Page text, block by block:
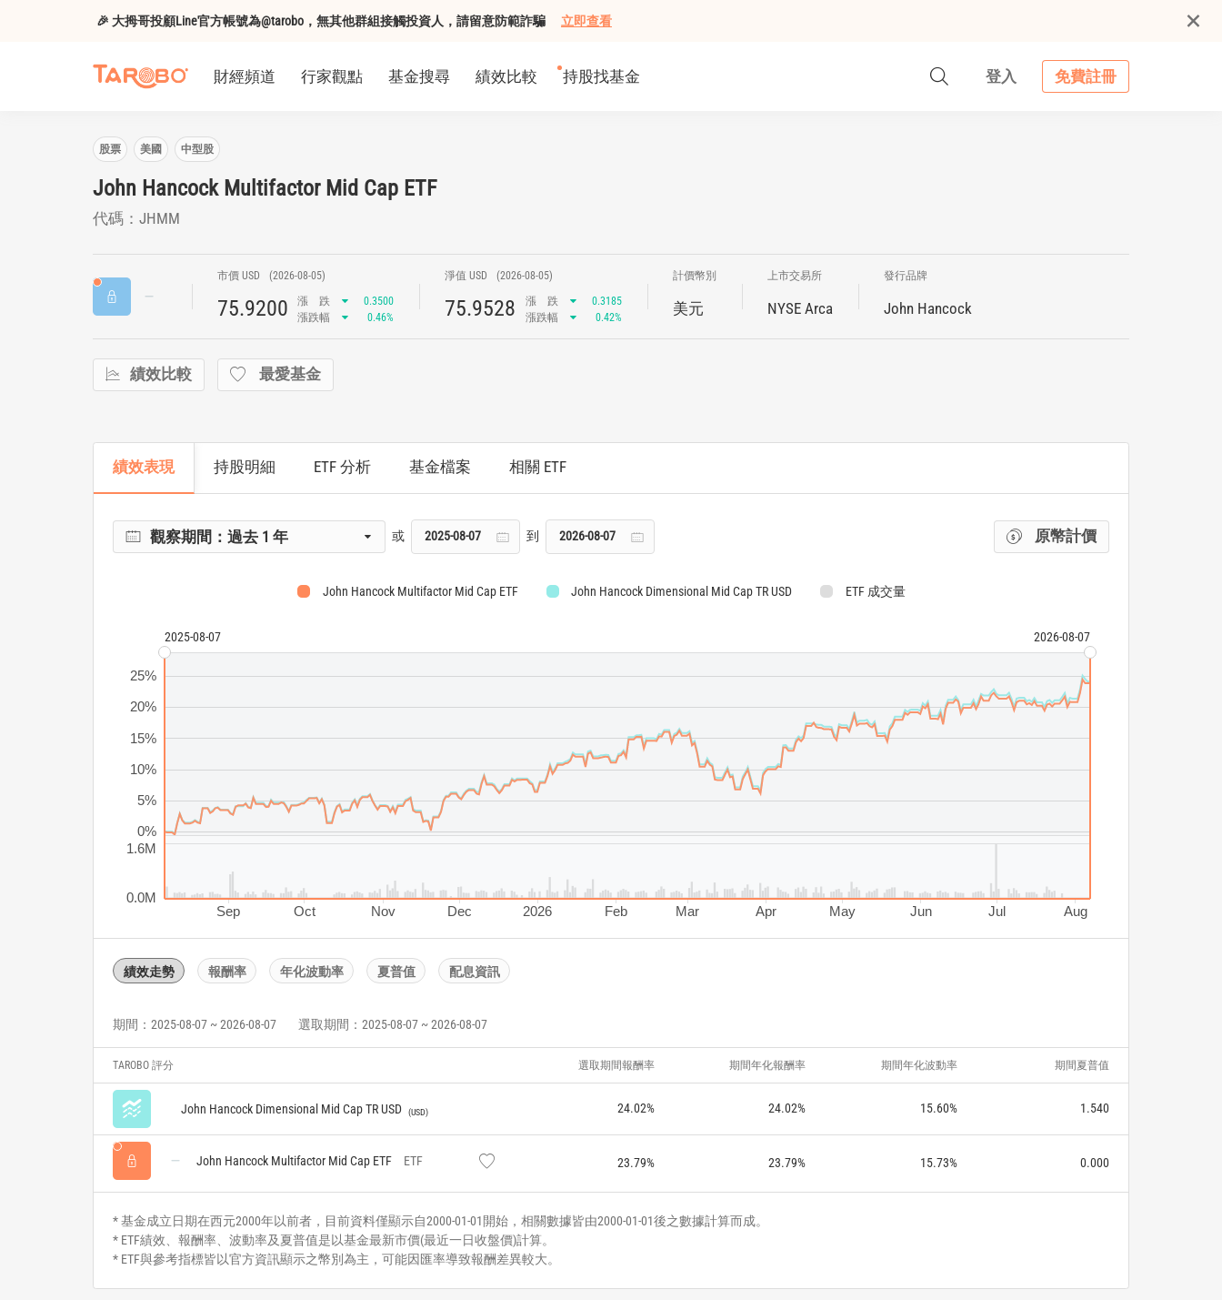
🎉 大拇哥投顧Line官方帳號為@tarobo，無其他群組接觸投資人，請留意防範詐騙 立即查看
財經頻道 行家觀點 基金搜尋 績效比較 持股找基金 登入 免費註冊
股票 美國 中型股
John Hancock Multifactor Mid Cap ETF
代碼：JHMM
市價 USD (2026-08-05)
75.9200 漲 跌
0.3500
漲跌幅
0.46%
淨值 USD (2026-08-05)
75.9528 漲 跌
0.3185
漲跌幅
0.42%
計價幣別
美元
上市交易所
NYSE Arca
發行品牌
John Hancock
績效比較 最愛基金
績效表現 持股明細 ETF 分析 基金檔案 相關 ETF
觀察期間：過去 1 年 或 到 原幣計價
John Hancock Multifactor Mid Cap ETF John Hancock Dimensional Mid Cap TR USD ETF 成交量
2025-08-07 2026-08-07
Sep Oct Nov Dec 2026 Feb Mar Apr May Jun Jul Aug
0.0M
1.6M
0%
5%
10%
15%
20%
25%
績效走勢 報酬率 年化波動率 夏普值 配息資訊
期間：2025-08-07 ~ 2026-08-07 選取期間：2025-08-07 ~ 2026-08-07
TAROBO 評分 選取期間報酬率 期間年化報酬率 期間年化波動率 期間夏普值
John Hancock Dimensional Mid Cap TR USD USD 24.02% 24.02% 15.60% 1.540
John Hancock Multifactor Mid Cap ETF ETF 23.79% 23.79% 15.73% 0.000
* 基金成立日期在西元2000年以前者，目前資料僅顯示自2000-01-01開始，相關數據皆由2000-01-01後之數據計算而成。
* ETF績效、報酬率、波動率及夏普值是以基金最新市價(最近一日收盤價)計算。
* ETF與參考指標皆以官方資訊顯示之幣別為主，可能因匯率導致報酬差異較大。